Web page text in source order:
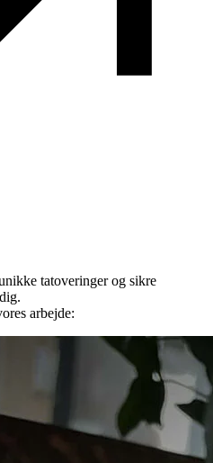
tatoveringer og sikre
arbejde: